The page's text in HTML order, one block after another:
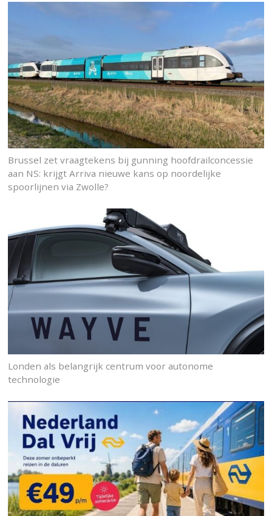
Brussel zet vraagtekens bij gunning hoofdrailconcessie
aan NS: krijgt Arriva nieuwe kans op noordelijke
spoorlijnen via Zwolle?
Londen als belangrijk centrum voor autonome
technologie